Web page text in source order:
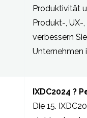
Produktivität
Produkt-, UX-
verbessern
Unternehmen
IXDC2024 ?
Die 15.